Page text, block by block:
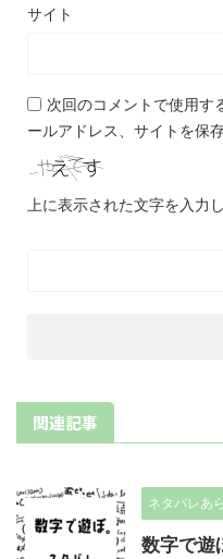
サイト
次回のコメントで使用す
ールアドレス、サイトを保存
上に表示された文字を入力
関連記事
ネタバレあ
数字で遊